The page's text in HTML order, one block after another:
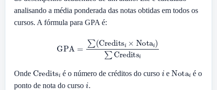
analisando a média ponderada das notas obtidas em todos os
cursos. A fórmula para GPA é:
Credits Nota i ) ∑Credits
Onde Credits é o número de créditos do curso i eNota
é o
ponto de nota do curso i.